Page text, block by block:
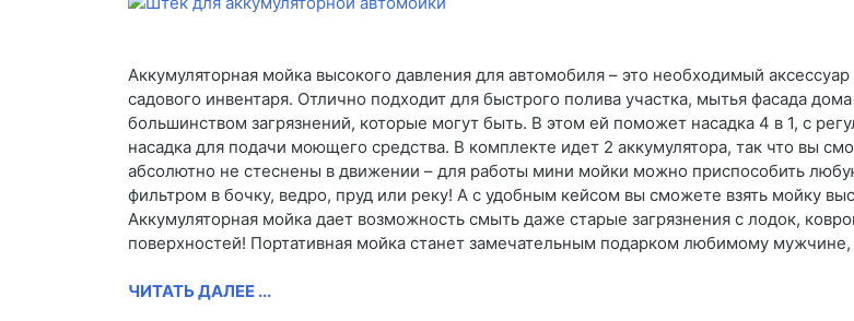
Аккумуляторная мойка высокого давления для автомобиля – это необходимый
садового инвентаря. Отлично подходит для быстрого полива участка, мытья фасада
большинством загрязнений, которые могут быть. В этом ей поможет насадка 4 в 1, с
насадка для подачи моющего средства. В комплекте идет 2 аккумулятора, так что вы
абсолютно не стеснены в движении – для работы мини мойки можно приспособить
фильтром в бочку, ведро, пруд или реку! А с удобным кейсом вы сможете взять мойку
Аккумуляторная мойка дает возможность смыть даже старые загрязнения с лодок,
поверхностей! Портативная мойка станет замечательным подарком любимому мужчине,
ЧИТАТЬ ДАЛЕЕ ...